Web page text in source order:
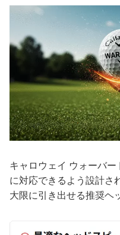
キャロウェイ ウォーバ
に対応できるよう設計さ
大限に引き出せる推奨ヘ